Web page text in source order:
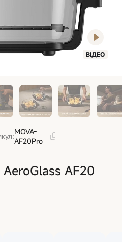
ВІДЕО
MOVA-
AF20Pro
AeroGlass AF20